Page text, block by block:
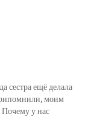
сестра ещё делала
моим
Почему у нас